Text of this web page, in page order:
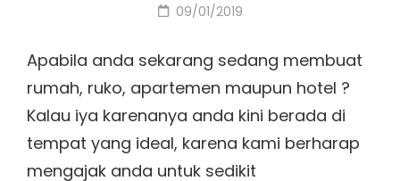
Posted
09/01/2019
Apabila anda sekarang sedang membuat
rumah, ruko, apartemen maupun hotel ?
Kalau iya karenanya anda kini berada di
tempat yang ideal, karena kami berharap
mengajak anda untuk sedikit